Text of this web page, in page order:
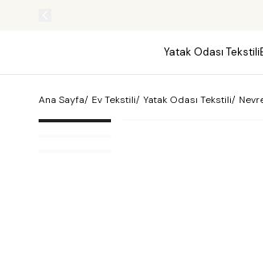
Yatak Odası Tekstili
Ana Sayfa/ Ev Tekstili/ Yatak Odası Tekstili/